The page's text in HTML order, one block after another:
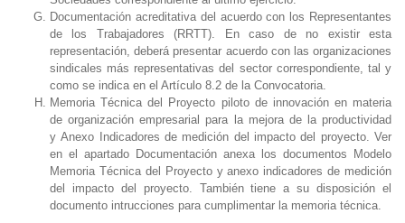
Documentación acreditativa del acuerdo con los Representantes
de los Trabajadores (RRTT). En caso de no existir esta
representación, deberá presentar acuerdo con las organizaciones
sindicales más representativas del sector correspondiente, tal y
como se indica en el Artículo 8.2 de la Convocatoria.
Memoria Técnica del Proyecto piloto de innovación en materia
de organización empresarial para la mejora de la productividad
yAnexo Indicadores de medición del impacto del proyecto. Ver
en el apartado Documentación anexa los documentos Modelo
Memoria Técnica del Proyecto y anexo indicadores de medición
del impacto del proyecto. También tiene a su disposición el
documento intrucciones para cumplimentar la memoria técnica.